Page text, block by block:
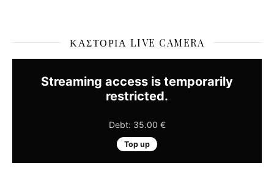
ΚΑΣΤΟΡΙΆ LIVE CAMERA